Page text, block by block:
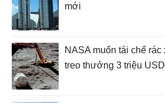
mới
NASA muốn tái chế rác
treo thưởng 3 triệu USD